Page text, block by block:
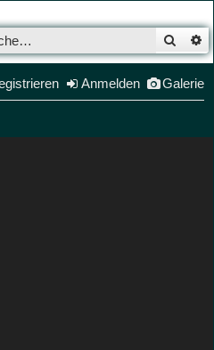
Galerie
Anmelden